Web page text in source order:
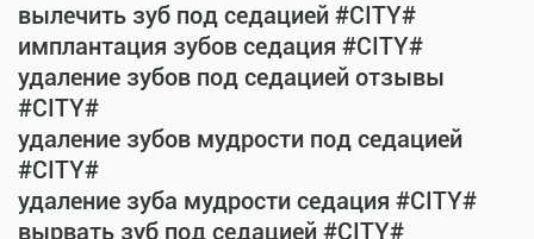
вылечить зуб под седацией #CITY#
имплантация зубов седация #CITY#
удаление зубов под седацией отзывы
#CITY#
удаление зубов мудрости под седацией
#CITY#
удаление зуба мудрости седация #CITY#
вырвать зуб под седацией #CITY#